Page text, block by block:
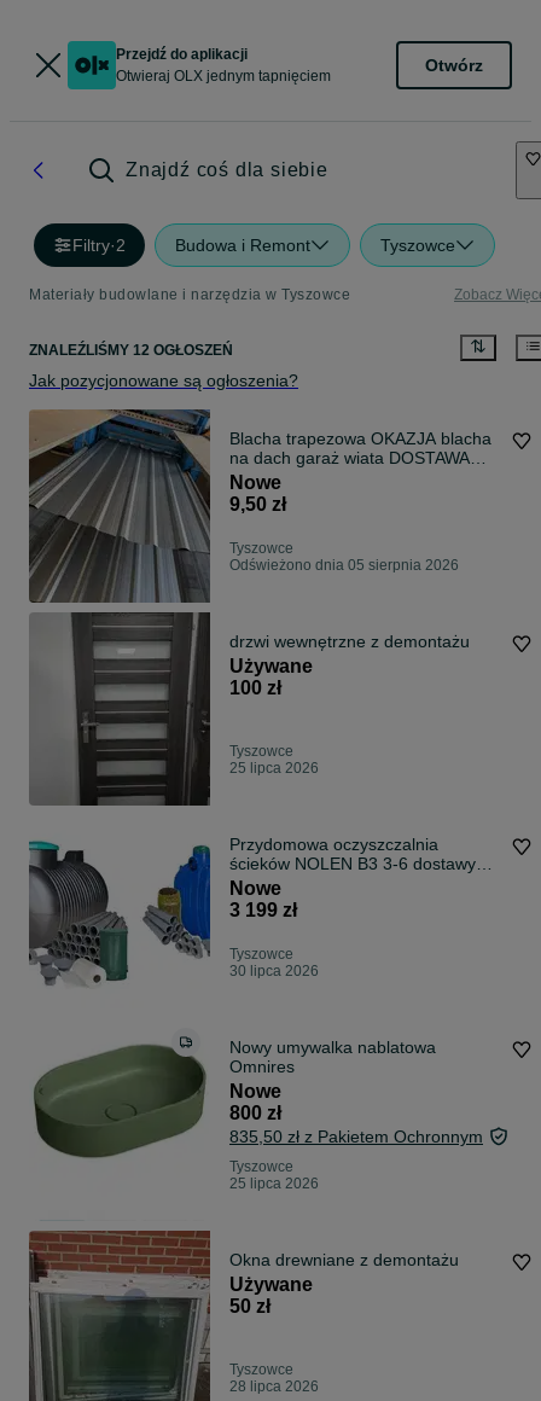
Przejdź do aplikacji
Otwieraj OLX jednym tapnięciem
Otwórz
Znajdź coś dla siebie
Filtry·2 Budowa i Remont Tyszowce
Materiały budowlane i narzędzia w Tyszowce Zobacz
ZNALEŹLIŚMY 12 OGŁOSZEŃ
Jak pozycjonowane są ogłoszenia?
Blacha trapezowa OKAZJA blacha
na dach garaż wiata DOSTAWA
CAŁY KRAJ
Nowe
9,50 zł
Tyszowce
Odświeżono dnia 05 sierpnia 2026
drzwi wewnętrzne z demontażu
Używane
100 zł
Tyszowce
25 lipca 2026
Przydomowa oczyszczalnia
ścieków NOLEN B3 3-6 dostawy
cały kraj
Nowe
3 199 zł
Tyszowce
30 lipca 2026
Nowy umywalka nablatowa
Omnires
Nowe
800 zł
835,50 zł z Pakietem Ochronnym
Tyszowce
25 lipca 2026
Okna drewniane z demontażu
Używane
50 zł
Tyszowce
28 lipca 2026